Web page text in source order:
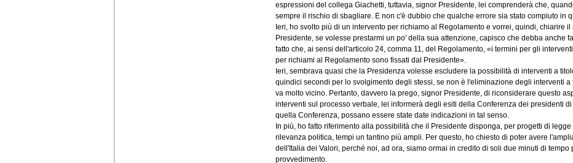
espressioni del collega Giachetti, tuttavia, signor Presidente, lei comprenderà che,
sempre il rischio di sbagliare. E non c'è dubbio che qualche errore sia stato compiuto in
Ieri, ho svolto più di un intervento per richiamo al Regolamento e vorrei, quindi, chiarire
Presidente, se volesse prestarmi un po' della sua attenzione, capisco che debba anche
fatto che, ai sensi dell'articolo 24, comma 11, del Regolamento, «i termini per gli
per richiami al Regolamento sono fissati dal Presidente».
Ieri, sembrava quasi che la Presidenza volesse escludere la possibilità di interventi a
quindici secondi per lo svolgimento degli stessi, se non è l'eliminazione degli interventi
va molto vicino. Pertanto, davvero la prego, signor Presidente, di riconsiderare questo
interventi sul processo verbale, lei informerà degli esiti della Conferenza dei presidenti
quella Conferenza, possano essere state date indicazioni in tal senso.
In più, ho fatto riferimento alla possibilità che il Presidente disponga, per progetti di
rilevanza politica, tempi un tantino più ampli. Per questo, ho chiesto di poter avere
dell'Italia dei Valori, perché noi, ad ora, siamo ormai in credito di soli due minuti di
provvedimento.